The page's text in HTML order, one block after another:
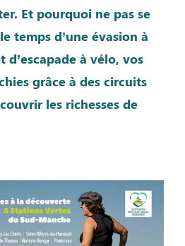
Et pourquoi ne pas se
temps d’une évasion à
d’escapade à vélo, vos
grâce à des circuits
les richesses de